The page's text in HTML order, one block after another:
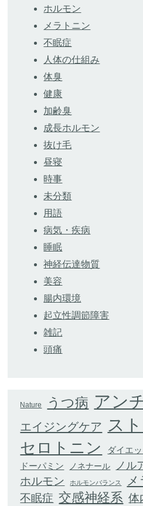
ホルモン
メラトニン
不眠症
人体の仕組み
体臭
健康
加齢臭
成長ホルモン
抜け毛
昼寝
時事
未分類
用語
病気・疾病
睡眠
神経伝達物質
美容
腸内環境
起立性調節障害
雑記
頭痛
Nature うつ病 アン
エイジングケア ス
セロトニン ダイエッ
ドーパミン ノネナール ノル
ホルモン ホルモンバランス
不眠症 交感神経系 体